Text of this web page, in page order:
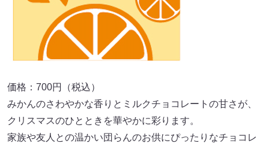
価格：700円（税込）
みかんのさわやかな香りとミルクチョコレートの甘さが、
クリスマスのひとときを華やかに彩ります。
家族や友人との温かい団らんのお供にぴったりなチョコレ